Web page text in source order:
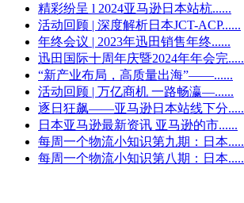
精彩纷呈 l 2024亚马逊日本站杭......
活动回顾 | 深度解析日本JCT-ACP......
年终会议 | 2023年迅田销售年终......
迅田国际十周年庆暨2024年年会完
“新产业布局，高质量出海”——......
活动回顾 | 万亿商机 一路畅瀛—......
逐日狂飙——亚马逊日本站线下分
日本亚马逊最新资讯 亚马逊的市......
每周一个物流小知识第九期：日本
每周一个物流小知识第八期：日本